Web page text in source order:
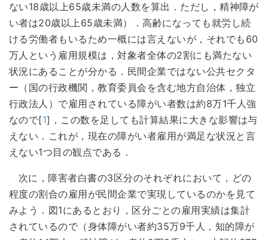
ない18歳以上65歳未満の人数を算出．ただし，精神障が
い者は20歳以上65歳未満）．高齢になっても就労し続
ける労働者もいるため一概には言えないが，それでも60
万人という雇用規模は，対象者全体の2割にも満たない
状況にあることが分かる．民間企業ではない公共セクタ
ー（国の行政機関，教育委員会を含む地方自治体，独立
行政法人）で雇用されている障がい者数は約8万1千人強
なので[1]，この数を足しても計算結果に大きな影響は与
えない．これが，現在の障がい者雇用が満足な状況と言
えない1つ目の観点である．
次に，障害者白書の3区分のそれぞれにおいて，どの
程度の割合の雇用が民間企業で実現しているのかを見て
みよう．図1にあるとおり，区分ごとの雇用実績は集計
されているので（身体障がい者約35万9千人，知的障が